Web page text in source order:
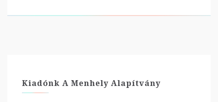
Kiadónk A Menhely Alapítvány